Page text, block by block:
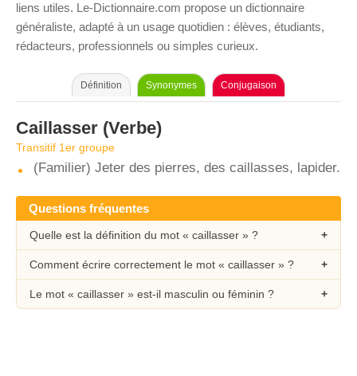
liens utiles. Le-Dictionnaire.com propose un dictionnaire
généraliste, adapté à un usage quotidien : élèves, étudiants,
rédacteurs, professionnels ou simples curieux.
Définition Synonymes Conjugaison
Caillasser (Verbe)
Transitif 1er groupe
(Familier) Jeter des pierres, des caillasses, lapider.
Questions fréquentes
Quelle est la définition du mot « caillasser » ?
Comment écrire correctement le mot « caillasser » ?
Le mot « caillasser » est-il masculin ou féminin ?